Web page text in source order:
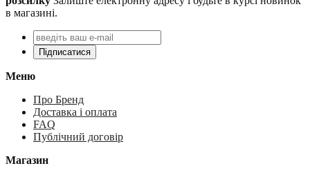
в магазині.
Підписатися
Меню
Про Бренд
Доставка і оплата
FAQ
Публічний договір
Магазин